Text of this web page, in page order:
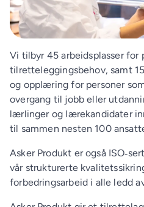
Vi tilbyr 45 arbeidsplasser for
tilretteleggingsbehov, samt
og opplæring for personer
overgang til jobb eller
lærlinger og lærekandidater
til sammen nesten 100
Asker Produkt er også
vår strukturerte
forbedringsarbeid i alle ledd